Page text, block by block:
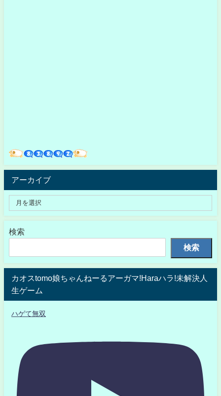
アーカイブ
検索
検索
カオスtomo娘ちゃんねーるアーガマ!Haraハラ!未解決人
生ゲーム
ハゲて無双